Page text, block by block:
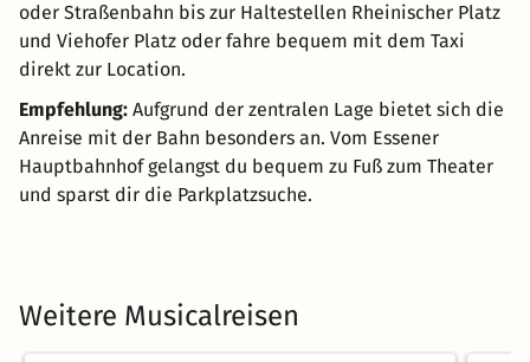
oder Straßenbahn bis zur Haltestellen Rheinischer Platz
und Viehofer Platz oder fahre bequem mit dem Taxi
direkt zur Location.
Empfehlung: Aufgrund der zentralen Lage bietet sich die
Anreise mit der Bahn besonders an. Vom Essener
Hauptbahnhof gelangst du bequem zu Fuß zum Theater
und sparst dir die Parkplatzsuche.
Weitere Musicalreisen